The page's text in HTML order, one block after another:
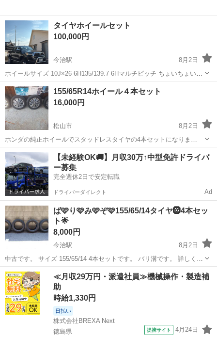
タイヤホイールセット
100,000円
今治駅
8月2日
ホイールサイズ 10J×26 6H135/139.7 6Hマルチピッチ ちょいちょいガ
リ傷あります。 リムは磨けば綺麗になります。 タイヤサイズ
295/30R26 フロントタイヤ２本、2025年に新品に交換。 ナンカン...
愛媛 今治市 タイヤ、ホイール
155/65R14ホイール４本セット
16,000円
松山市
8月2日
ホンダの純正ホイールでスタッドレスタイヤの4本セットになりま
す。 サイズは155/65r14です。 jc1ライフディーバに付けていま
した。 溝もまだまだあります。 この時期ですが、気にされない方でし
たら問題無く...
愛媛 松山市 タイヤ、ホイール
【未経験OK🚚】月収30万↑中型免許ドライバ
ー募集
完全週休2日で安定転職
ドライバーダイレクト Ad
ば🩷り🩷み🩷ぞ🩷155/65/14タイヤ🛞4本セッ
ト🌟
8,000円
今治駅
8月2日
中古です。 サイズ 155/65/14 4本セットです。 バリ溝です。 詳しくは
画像確認&質問にてよろしくお願い致します🙇
愛媛 今治市 今治駅 タイヤ、ホイール
≪月収29万円・派遣社員≫機械操作・製造補
助
時給1,330円
日払い
株式会社BREXA Next
徳島県
提携サイト 4月24日